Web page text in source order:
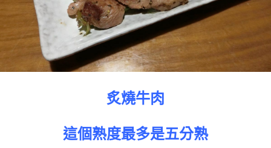
炙燒牛肉
這個熟度最多是五分熟